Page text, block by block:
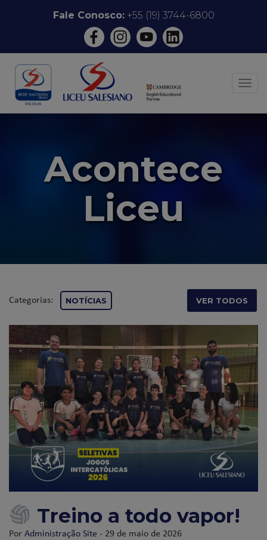
conteúdo
Fale Conosco:+55 (19) 3744-6800
Acontece
Liceu
Categorias: NOTÍCIAS VER TODOS
Treino a todo vapor!
PorAdministração Site - 29 de maio de 2026